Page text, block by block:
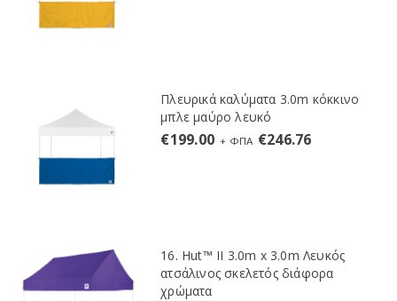
Πλευρικά καλύματα 3.0m κόκκινο
μπλε μαύρο λευκό
€199.00 + ΦΠΑ €246.76
16. Hut™ II 3.0m x 3.0m Λευκός
ατσάλινος σκελετός διάφορα
χρώματα